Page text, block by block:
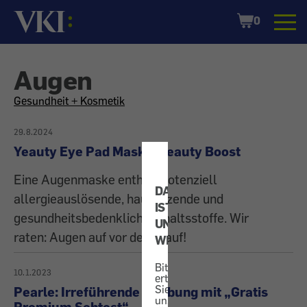
DATENSCHUTZ
IST
UNS
WICHTIG!
Bitte
erteilen
Sie
uns
Startseite
Shopping
Cart
0
Augen
All
articles
on
the
topic
Gesundheit + Kosmetik
29.8.2024
Yeauty Eye Pad Mask – Beauty Boost
Eine Augenmaske enthält potenziell
allergieauslösende, hautreizende und
gesundheitsbedenkliche Inhaltsstoffe. Wir
raten: Augen auf vor dem Kauf!
10.1.2023
Pearle: Irreführende Werbung mit „Gratis